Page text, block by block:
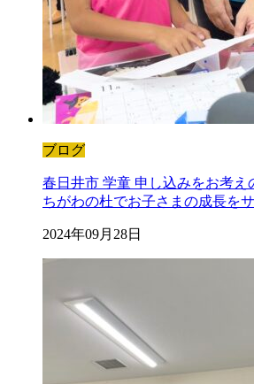
ブログ
春日井市 学童 申し込みをお考え
ちがわの杜でお子さまの成長を
2024年09月28日